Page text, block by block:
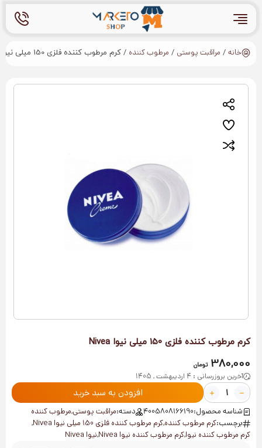
خانه / مراقبت پوستی / مرطوب کننده / کرم مرطوب کننده فلزی 150 میلی نیوا Nivea
کرم مرطوب کننده فلزی 150 میلی نیوا Nivea
380,000 تومان
آخرین بروزرسانی : 4 اردیبهشت , 1405
افزودن به سبد خرید
شناسه محصول:4005808166190 دسته:مراقبت پوستی,مرطوب کننده
برچسب:کرم مرطوب کننده,کرم مرطوب کننده فلزی 150 میلی نیوا Nivea
,
کرم مرطوب کننده نیوا,کرم مرطوب کننده نیوا Nivea ,نیوا Nivea